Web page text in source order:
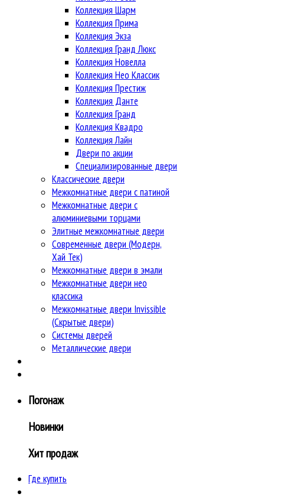
Коллекция Шарм
Коллекция Прима
Коллекция Экза
Коллекция Гранд Люкс
Коллекция Новелла
Коллекция Нео Классик
Коллекция Престиж
Коллекция Данте
Коллекция Гранд
Коллекция Квадро
Коллекция Лайн
Двери по акции
Специализированные двери
Классические двери
Межкомнатные двери с патиной
Межкомнатные двери с
алюминиевыми торцами
Элитные межкомнатные двери
Современные двери (Модерн,
Хай Тек)
Межкомнатные двери в эмали
Межкомнатные двери нео
классика
Межкомнатные двери Invissible
(Скрытые двери)
Системы дверей
Металлические двери
Погонаж
Новинки
Хит продаж
Где купить